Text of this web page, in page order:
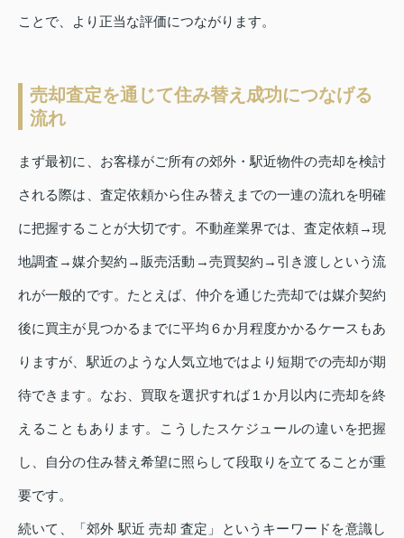
ことで、より正当な評価につながります。
売却査定を通じて住み替え成功につなげる
流れ
まず最初に、お客様がご所有の郊外・駅近物件の売却を検討
される際は、査定依頼から住み替えまでの一連の流れを明確
に把握することが大切です。不動産業界では、査定依頼→現
地調査→媒介契約→販売活動→売買契約→引き渡しという流
れが一般的です。たとえば、仲介を通じた売却では媒介契約
後に買主が見つかるまでに平均６か月程度かかるケースもあ
りますが、駅近のような人気立地ではより短期での売却が期
待できます。なお、買取を選択すれば１か月以内に売却を終
えることもあります。こうしたスケジュールの違いを把握
し、自分の住み替え希望に照らして段取りを立てることが重
要です。
続いて、「郊外 駅近 売却 査定」というキーワードを意識し